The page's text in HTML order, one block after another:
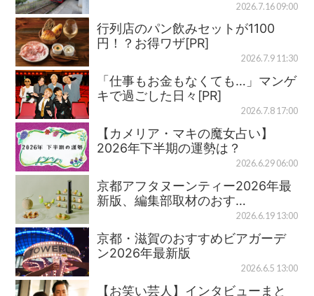
2026.7.16 09:00
行列店のパン飲みセットが1100
円！？お得ワザ[PR]
2026.7.9 11:30
「仕事もお金もなくても…」マンゲ
キで過ごした日々[PR]
2026.7.8 17:00
【カメリア・マキの魔女占い】
2026年下半期の運勢は？
2026.6.29 06:00
京都アフタヌーンティー2026年最
新版、編集部取材のおす…
2026.6.19 13:00
京都・滋賀のおすすめビアガーデ
ン2026年最新版
2026.6.5 13:00
【お笑い芸人】インタビューまと